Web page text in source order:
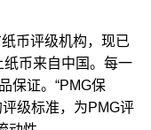
币评级机构，现已
币来自中国。每一
保证。“PMG保
级标准，为PMG评